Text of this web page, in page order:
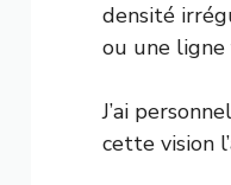
densité
ou une
J’ai
cette vision